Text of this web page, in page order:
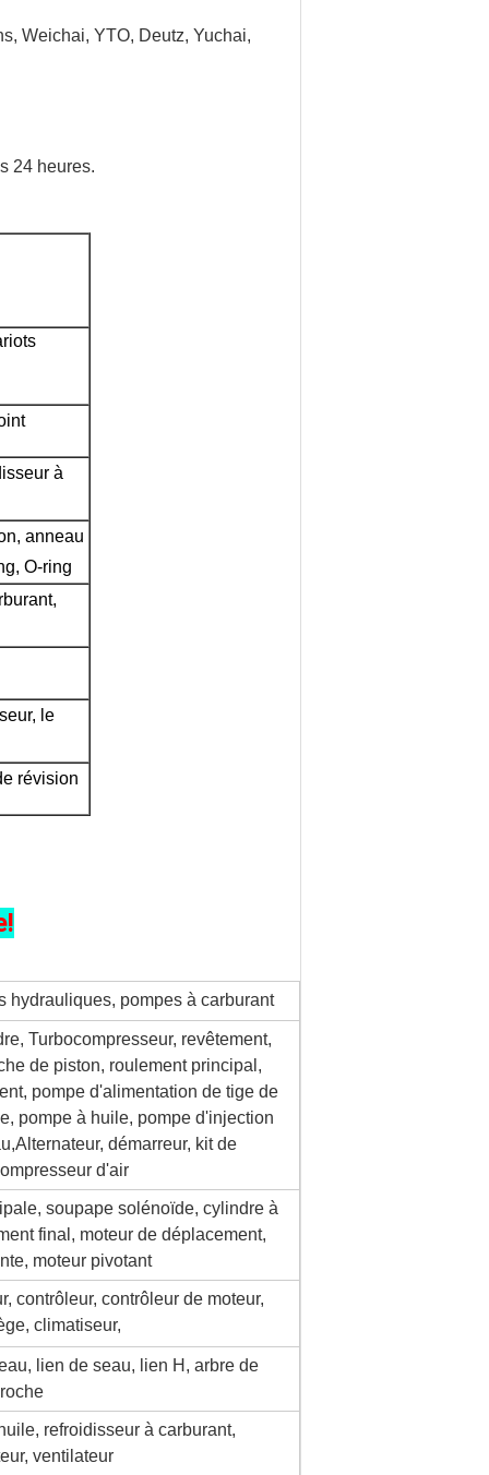
Weichai, YTO, Deutz, Yuchai,
24 heures.
à
anneau
O-ring
le
révision
hydrauliques, pompes à carburant
Turbocompresseur, revêtement,
de piston, roulement principal,
pompe d'alimentation de tige de
pompe à huile, pompe d'injection
Alternateur, démarreur, kit de
d'air
soupape solénoïde, cylindre à
final, moteur de déplacement,
moteur pivotant
contrôleur, contrôleur de moteur,
climatiseur,
lien de seau, lien H, arbre de
refroidisseur à carburant,
ventilateur